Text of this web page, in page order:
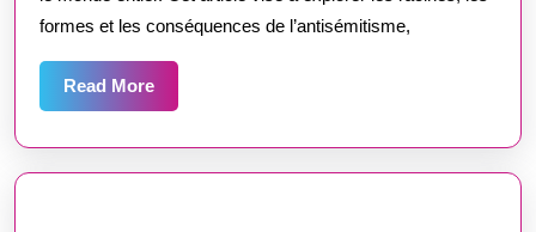
Implications
formes et les conséquences de l’antisémitisme,
Read MoreRead
More